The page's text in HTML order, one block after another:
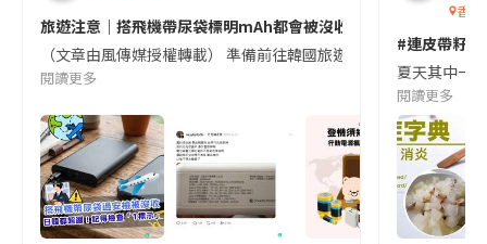
旅遊注意｜搭飛機帶尿袋標明mAh都會被沒收😱出發前切記檢查
（文章由風傳媒授權轉載） 準備前往韓國旅遊的民眾，近期要
閱讀更多
香港
#連皮帶籽
夏天其中一
閱讀更多